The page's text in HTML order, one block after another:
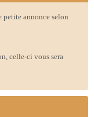
petite annonce selon
celle-ci vous sera